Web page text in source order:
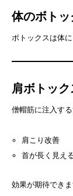
体のボトッ
ボトックスは体
肩ボトック
僧帽筋に注入する
肩こり改善
首が長く見え
効果が期待できま